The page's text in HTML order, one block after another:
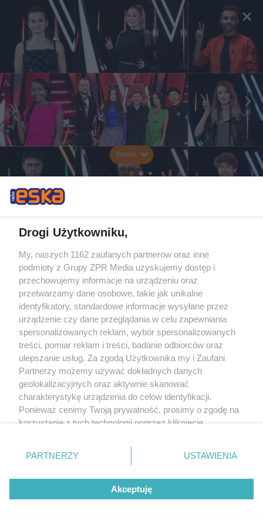
Rozwiń
Drogi Użytkowniku,
My, naszych 1162 zaufanych partnerów oraz inne
podmioty z Grupy ZPR Media uzyskujemy dostęp i
przechowujemy informacje na urządzeniu oraz
przetwarzamy dane osobowe, takie jak unikalne
identyfikatory, standardowe informacje wysyłane przez
urządzenie czy dane przeglądania w celu zapewniania
spersonalizowanych reklam, wybór spersonalizowanych
treści, pomiar reklam i treści, badanie odbiorców oraz
ulepszanie usług. Za zgodą Użytkownika my i Zaufani
Partnerzy możemy używać dokładnych danych
geolokalizacyjnych oraz aktywnie skanować
charakterystykę urządzenia do celów identyfikacji.
Ponieważ cenimy Twoją prywatność, prosimy o zgodę na
korzystanie z tych technologii poprzez kliknięcie
zmienić/wycofać klikając przycisk ustawień prywatności
znajdujący się w lewym dolnym rogu strony
rodzaje przetwarzania danych nie wymagają zgody
użytkownika, ale masz prawo sprzeciwić się takiemu
przetwarzaniu. Preferencje będą miały zastosowanie tylko
PARTNERZY USTAWIENIA
Akceptuję